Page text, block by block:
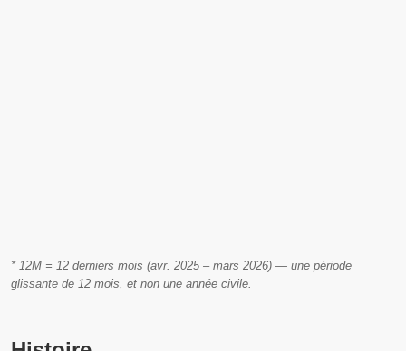
* 12M = 12 derniers mois (avr. 2025 – mars 2026) — une période
glissante de 12 mois, et non une année civile.